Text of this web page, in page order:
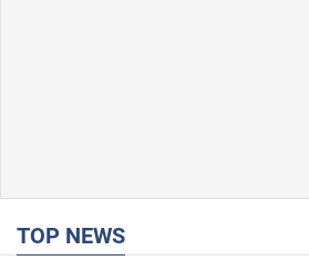
TOP NEWS